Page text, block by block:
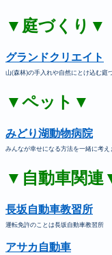
▼庭づくり▼
グランドクリエイト
山(森林)の手入れや自然にとけ込む庭
▼ペット▼
みどり湖動物病院
みんなが幸せになる方法を一緒に考え
▼自動車関連
長坂自動車教習所
運転免許のことは長坂自動車教習所
アサカ自動車